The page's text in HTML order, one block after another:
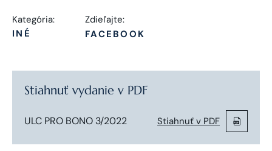
Kategória:
INÉ
Zdieľajte:
FACEBOOK
Stiahnuť vydanie v PDF
ULC PRO BONO 3/2022 Stiahnuť v PDF